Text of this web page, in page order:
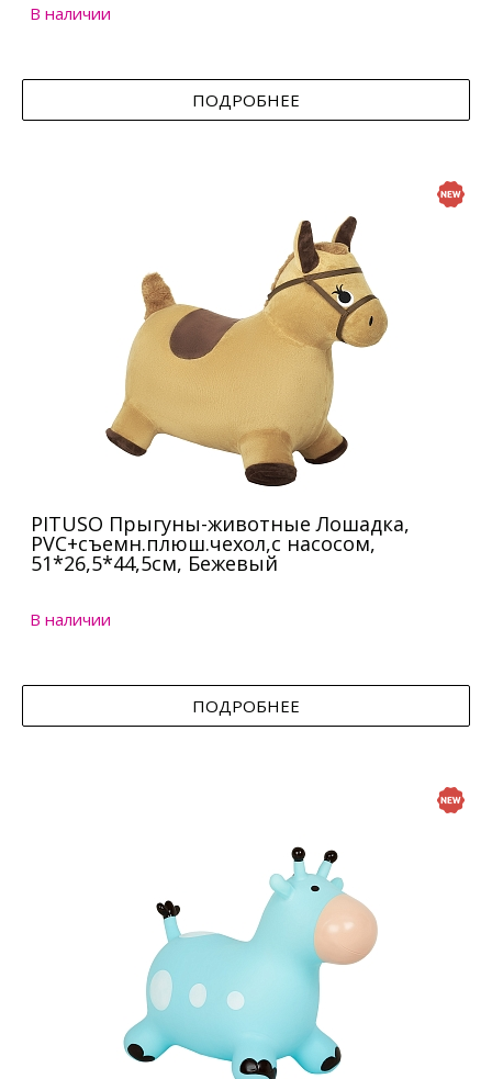
В наличии
ПОДРОБНЕЕ
PITUSO Прыгуны-животные Лошадка,
PVC+съемн.плюш.чехол,с насосом,
51*26,5*44,5см, Бежевый
В наличии
ПОДРОБНЕЕ